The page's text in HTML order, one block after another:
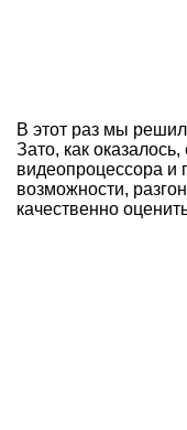
В этот раз мы
Зато, как
видеопроцессора и
возможности,
качественно